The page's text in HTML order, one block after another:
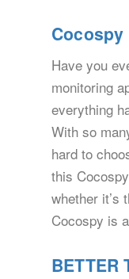
Have you
monitoring
everything
With so
hard to
this
whether it’s
Cocospy is